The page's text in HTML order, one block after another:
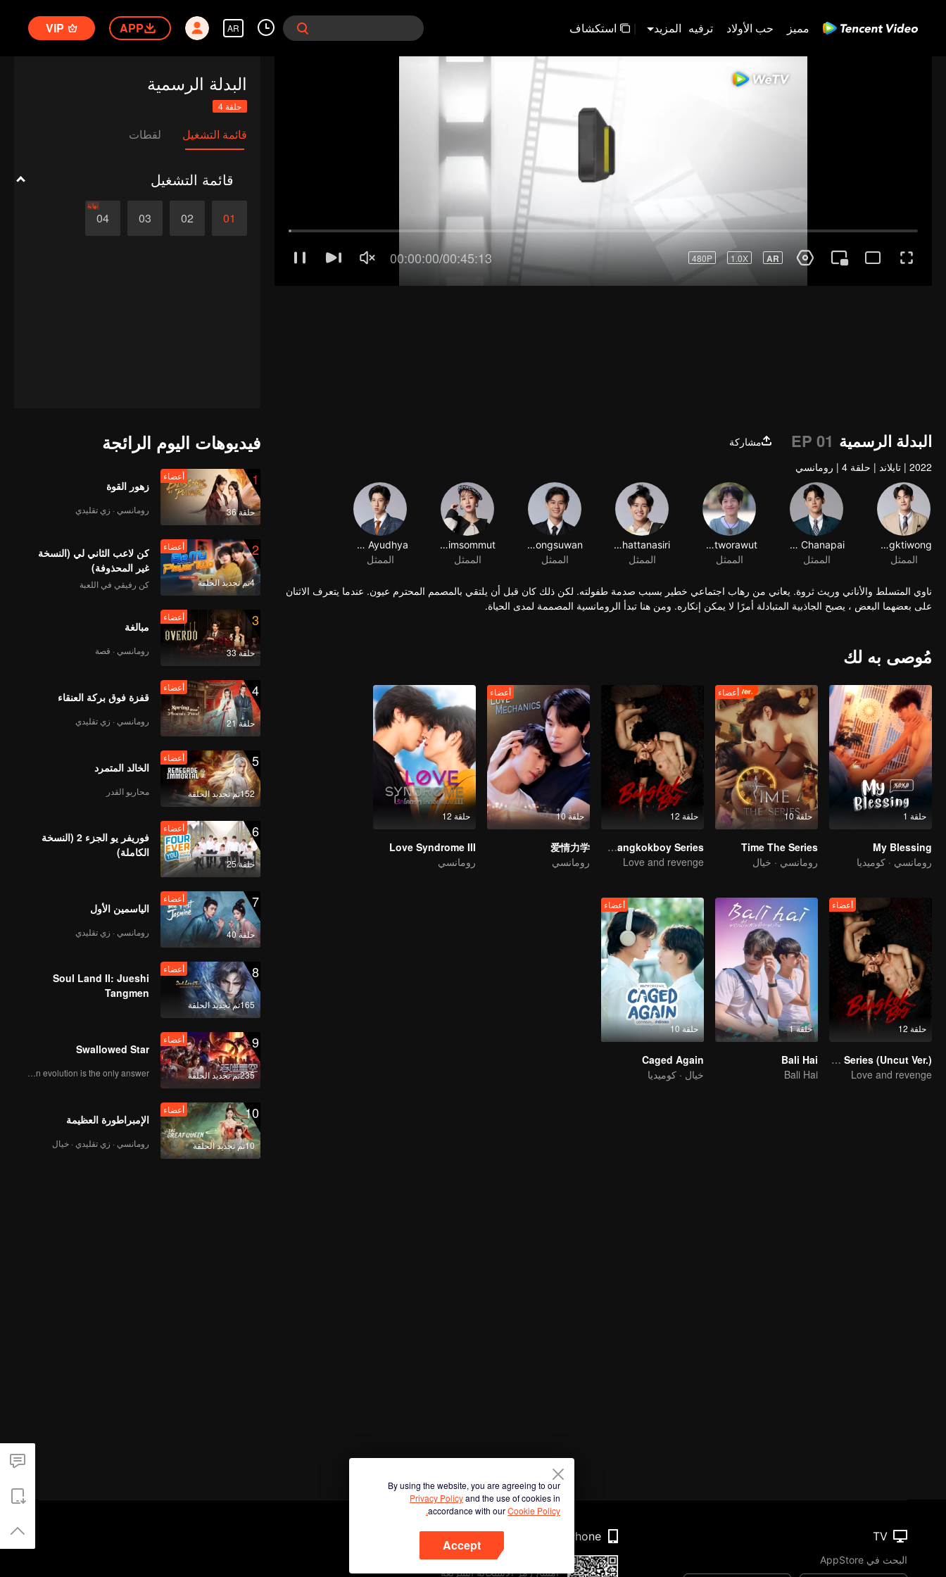
مميز حب الأولاد ترفيه المزيد | استكشاف AR
APP
VIP
البدلة الرسمية
حلقة 4
قائمة التشغيل لقطات
قائمة التشغيل
01
02
03
04
نهاية
البدلة الرسمية EP 01
مشاركة
2022
| تايلاند | حلقة 4 | رومانسي
Green Phongsathorn Padungktiwong
الممثل
Suppacheep Chanapai
الممثل
Khunnapat Pichetworawut
الممثل
Garto Pannawit Phattanasiri
الممثل
ناوي المتسلط والأناني وريث ثروة. يعاني من رهاب اجتماعي خطير بسبب صدمة طفولته. لكن ذلك كان قبل أن يلتقي بالمصمم المحترم عيون. عندما يتعرف الاثنان
على بعضهما البعض ، يصبح الجاذبية المتبادلة أمرًا لا يمكن إنكاره. ومن هنا تبدأ الرومانسية المصممة لمدى الحياة.
مُوصى به لك
حلقة 1
My Blessing
رومانسي · كوميديا
حلقة 10
أعضاء
Time The Series
رومانسي · خيال
حلقة 12
The Bangkokboy Series
Love and revenge
حلقة 10
أعضاء
爱情力学
رومانسي
حلقة 12
Love Syndrome III
رومانسي
حلقة 12
أعضاء
The Bangkokboy Series (Uncut Ver.)
Love and revenge
حلقة 1
Bali Hai
Bali Hai
حلقة 10
أعضاء
Caged Again
خيال · كوميديا
فيديوهات اليوم الرائجة
1
حلقة 36
أعضاء
زهور القوة
رومانسي · زي تقليدي
2
4تم تجديد الحلقة
أعضاء
كن لاعب الثاني لي (النسخة
غير المحذوفة)
كن رفيقي في اللعبة
3
حلقة 33
أعضاء
مبالغة
رومانسي · قصة
4
حلقة 21
أعضاء
قفزة فوق بركة العنقاء
رومانسي · زي تقليدي
5
152تم تجديد الحلقة
أعضاء
الخالد المتمرد
محاربو القدر
6
حلقة 25
أعضاء
فوريفر يو الجزء 2 (النسخة
الكاملة)
7
حلقة 40
أعضاء
الياسمين الأول
رومانسي · زي تقليدي
8
165تم تجديد الحلقة
أعضاء
Soul Land II: Jueshi
Tangmen
9
235تم تجديد الحلقة
أعضاء
Swallowed Star
Human evolution is the only answer.
10
10تم تجديد الحلقة
أعضاء
الإمبراطورة العظيمة
رومانسي · زي تقليدي · خيال
By using the website, you are agreeing to our
Privacy Policyand the use of cookies in
accordance with ourCookie Policy.
Accept
TV
البحث في AppStore
Phone
امسح رمز الاستجابة السريعة